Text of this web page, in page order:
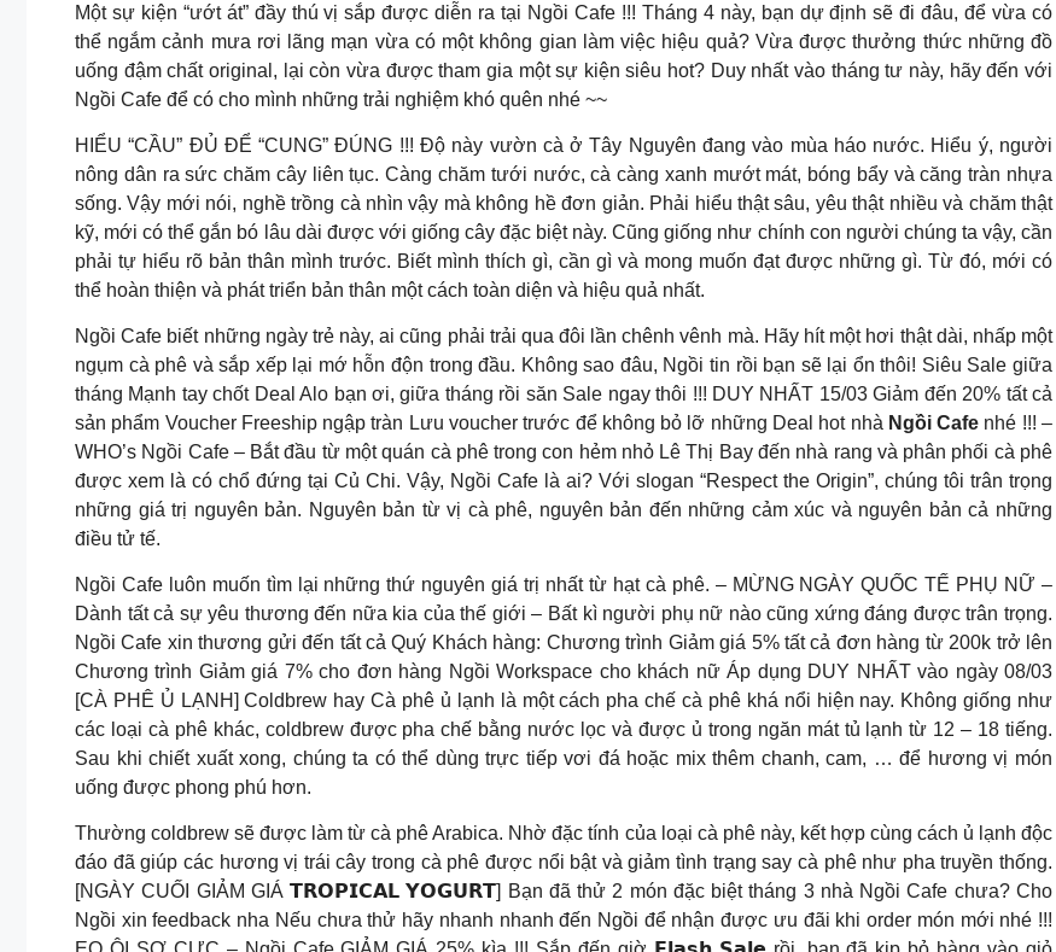
Một sự kiện “ướt át” đầy thú vị sắp được diễn ra tại Ngồi Cafe !!! Tháng 4 này, bạn dự định sẽ đi đâu, để vừa có
thể ngắm cảnh mưa rơi lãng mạn vừa có một không gian làm việc hiệu quả? Vừa được thưởng thức những đồ
uống đậm chất original, lại còn vừa được tham gia một sự kiện siêu hot? Duy nhất vào tháng tư này, hãy đến với
Ngồi Cafe để có cho mình những trải nghiệm khó quên nhé ~~
HIỂU “CẦU” ĐỦ ĐỂ “CUNG” ĐÚNG !!! Độ này vườn cà ở Tây Nguyên đang vào mùa háo nước. Hiểu ý, người
nông dân ra sức chăm cây liên tục. Càng chăm tưới nước, cà càng xanh mướt mát, bóng bẩy và căng tràn nhựa
sống. Vậy mới nói, nghề trồng cà nhìn vậy mà không hề đơn giản. Phải hiểu thật sâu, yêu thật nhiều và chăm thật
kỹ, mới có thể gắn bó lâu dài được với giống cây đặc biệt này. Cũng giống như chính con người chúng ta vậy, cần
phải tự hiểu rõ bản thân mình trước. Biết mình thích gì, cần gì và mong muốn đạt được những gì. Từ đó, mới có
thể hoàn thiện và phát triển bản thân một cách toàn diện và hiệu quả nhất.
Ngồi Cafe biết những ngày trẻ này, ai cũng phải trải qua đôi lần chênh vênh mà. Hãy hít một hơi thật dài, nhấp một
ngụm cà phê và sắp xếp lại mớ hỗn độn trong đầu. Không sao đâu, Ngồi tin rồi bạn sẽ lại ổn thôi! Siêu Sale giữa
tháng Mạnh tay chốt Deal Alo bạn ơi, giữa tháng rồi săn Sale ngay thôi !!! DUY NHẤT 15/03 Giảm đến 20% tất cả
sản phẩm Voucher Freeship ngập tràn Lưu voucher trước để không bỏ lỡ những Deal hot nhà Ngồi Cafe nhé !!! –
WHO’s Ngồi Cafe – Bắt đầu từ một quán cà phê trong con hẻm nhỏ Lê Thị Bay đến nhà rang và phân phối cà phê
được xem là có chổ đứng tại Củ Chi. Vậy, Ngồi Cafe là ai? Với slogan “Respect the Origin”, chúng tôi trân trọng
những giá trị nguyên bản. Nguyên bản từ vị cà phê, nguyên bản đến những cảm xúc và nguyên bản cả những
điều tử tế.
Ngồi Cafe luôn muốn tìm lại những thứ nguyên giá trị nhất từ hạt cà phê. – MỪNG NGÀY QUỐC TẾ PHỤ NỮ –
Dành tất cả sự yêu thương đến nữa kia của thế giới – Bất kì người phụ nữ nào cũng xứng đáng được trân trọng.
Ngồi Cafe xin thương gửi đến tất cả Quý Khách hàng: Chương trình Giảm giá 5% tất cả đơn hàng từ 200k trở lên
Chương trình Giảm giá 7% cho đơn hàng Ngồi Workspace cho khách nữ Áp dụng DUY NHẤT vào ngày 08/03
[CÀ PHÊ Ủ LẠNH] Coldbrew hay Cà phê ủ lạnh là một cách pha chế cà phê khá nổi hiện nay. Không giống như
các loại cà phê khác, coldbrew được pha chế bằng nước lọc và được ủ trong ngăn mát tủ lạnh từ 12 – 18 tiếng.
Sau khi chiết xuất xong, chúng ta có thể dùng trực tiếp vơi đá hoặc mix thêm chanh, cam, … để hương vị món
uống được phong phú hơn.
Thường coldbrew sẽ được làm từ cà phê Arabica. Nhờ đặc tính của loại cà phê này, kết hợp cùng cách ủ lạnh độc
đáo đã giúp các hương vị trái cây trong cà phê được nổi bật và giảm tình trạng say cà phê như pha truyền thống.
[NGÀY CUỐI GIẢM GIÁ 𝗧𝗥𝗢𝗣𝗜𝗖𝗔𝗟 𝗬𝗢𝗚𝗨𝗥𝗧] Bạn đã thử 2 món đặc biệt tháng 3 nhà Ngồi Cafe chưa? Cho
Ngồi xin feedback nha Nếu chưa thử hãy nhanh nhanh đến Ngồi để nhận được ưu đãi khi order món mới nhé !!!